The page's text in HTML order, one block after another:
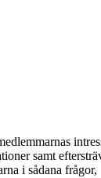
samt
i sådana frågor,